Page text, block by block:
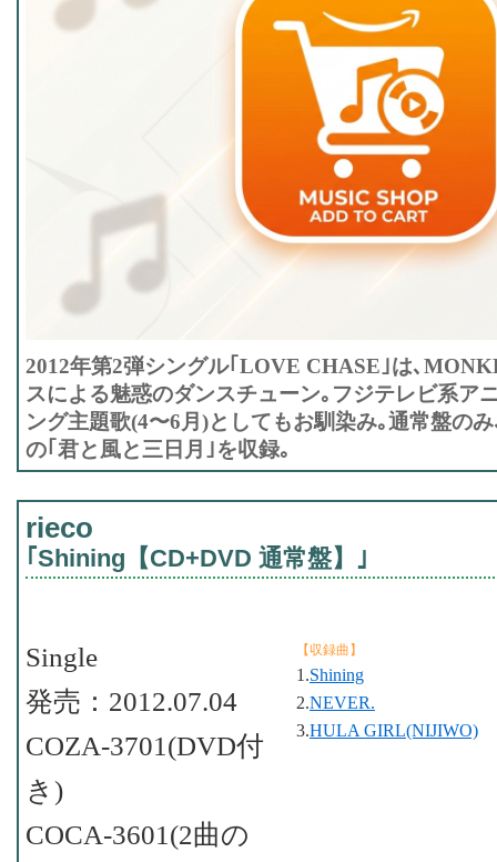
2012年第2弾シングル｢LOVE CHASE｣は､
スによる魅惑のダンスチューン｡フジテレビ系ア
ング主題歌(4〜6月)としてもお馴染み｡通常盤の
の｢君と風と三日月｣を収録｡
rieco
｢Shining【CD+DVD 通常盤】｣
【収録曲】
1.Shining
2.NEVER.
3.HULA GIRL(NIJIWO)
Single
発売：2012.07.04
COZA-3701(DVD付
き)
COCA-3601(2曲の